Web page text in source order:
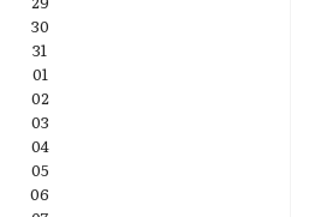
30
31
01
02
03
04
05
06